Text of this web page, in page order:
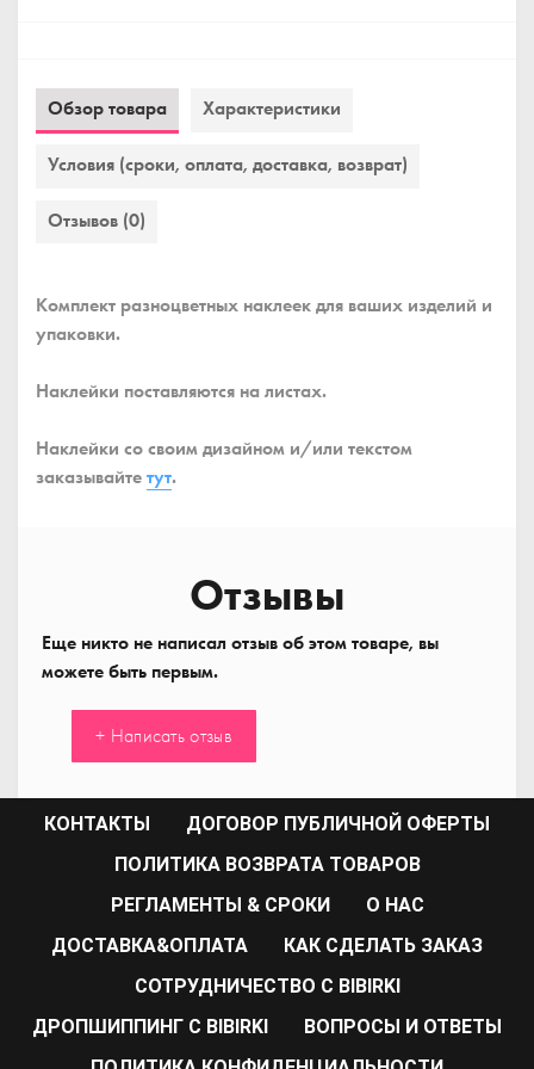
Обзор товара Характеристики
Условия (сроки, оплата, доставка, возврат)
Отзывов (0)
Комплект разноцветных наклеек для ваших изделий и
упаковки.
Наклейки поставляются на листах.
Наклейки со своим дизайном и/или текстом
заказывайтетут.
Отзывы
Еще никто не написал отзыв об этом товаре, вы
можете быть первым.
+ Написать отзыв
КОНТАКТЫ
ДОГОВОР ПУБЛИЧНОЙ ОФЕРТЫ
ПОЛИТИКА ВОЗВРАТА ТОВАРОВ
РЕГЛАМЕНТЫ & СРОКИ
О НАС
ДОСТАВКА&ОПЛАТА
КАК СДЕЛАТЬ ЗАКАЗ
CОТРУДНИЧЕСТВО С BIBIRKI
ДРОПШИППИНГ С BIBIRKI
ВОПРОСЫ И ОТВЕТЫ